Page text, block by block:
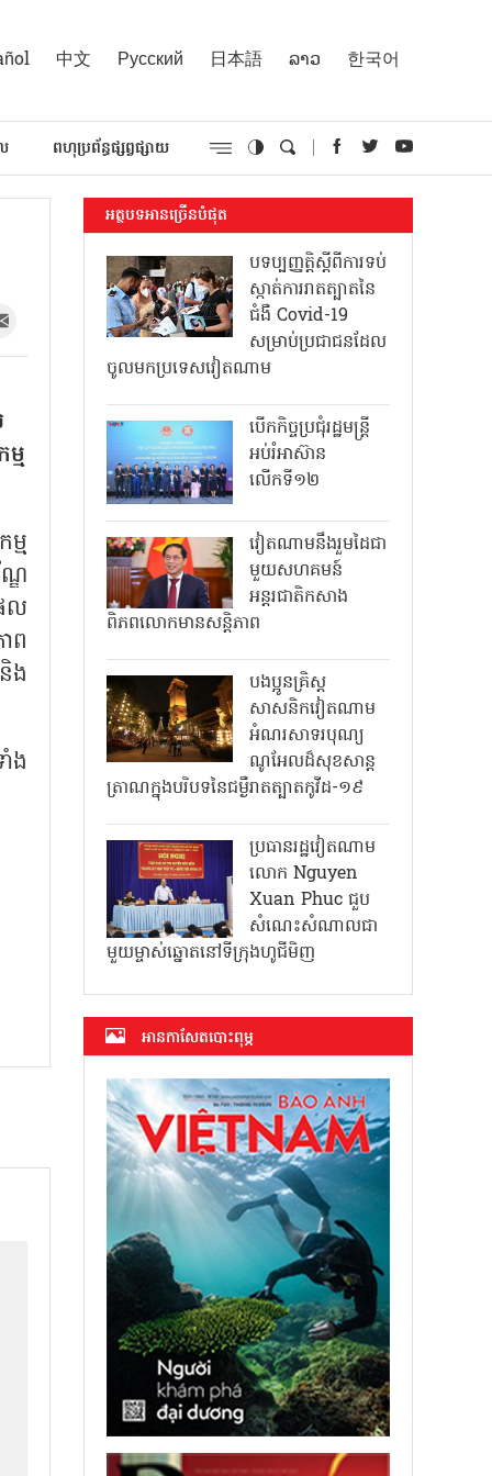
中文 Русский 日本語 ລາວ 한국어
ពហុប្រព័ន្ធផ្សព្វផ្សាយ
ម
ម
ឌ
ល
ព
ង
ង
អត្ថបទអានច្រើនបំផុត
បទប្បញ្ញត្តិស្តីពីការទប់
ស្កាត់ការរាតត្បាតនៃ
ជំងឺ Covid-19
សម្រាប់ប្រជាជនដែល
ចូលមកប្រទេសវៀតណាម
បើកកិច្ចប្រជុំរដ្ឋមន្ត្រី
អប់រំអាស៊ាន
លើកទី១២
វៀតណាមនឹងរួមដៃជា
មួយសហគមន៍
អន្តរជាតិកសាង
ពិភពលោកមានសន្តិភាព
បងប្អូនគ្រិស្ត
សាសនិកវៀតណាម
អំណរសាទរបុណ្យ
ណូអែលដ៏សុខសាន្ត
ត្រាណក្នុងបរិបទនៃជម្ងឺរាតត្បាតកូវីដ-១៩
ប្រធានរដ្ឋវៀតណាម
លោក Nguyen
Xuan Phuc ជួប
សំណេះសំណាលជា
មួយម្ចាស់ឆ្នោតនៅទីក្រុងហូជីមិញ
អាន​កាសែត​បោះពុម្ភ